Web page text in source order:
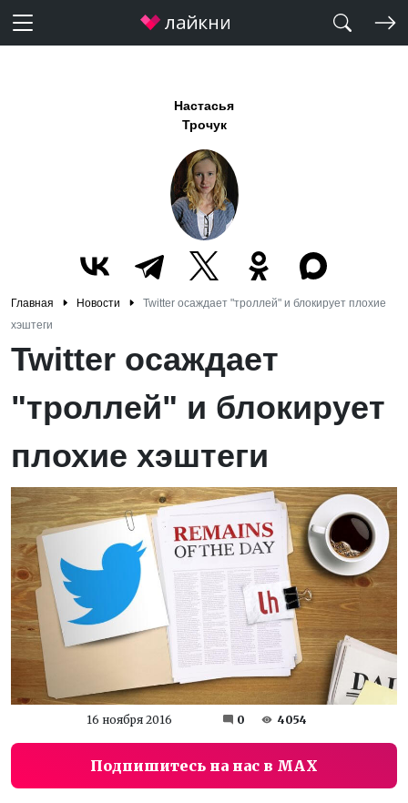
Настасья
Трочук
Главная Новости
Twitter осаждает "троллей" и блокирует плохие
хэштеги
Twitter осаждает
"троллей" и блокирует
плохие хэштеги
16 ноября 2016 0 4054
Подпишитесь на нас в MAX